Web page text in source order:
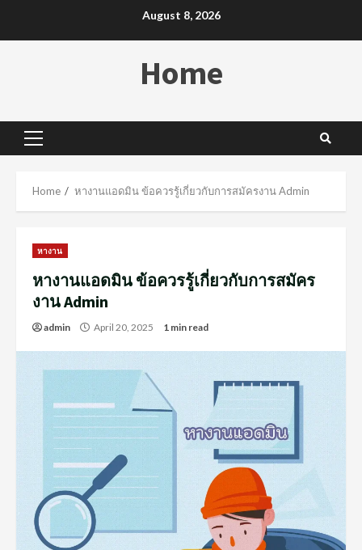
August 8, 2026
Home
Primary
Home หางานแอดมิน ข้อควรรู้เกี่ยวกับการสมัครงาน Admin
หางาน
หางานแอดมิน ข้อควรรู้เกี่ยวกับการสมัคร
งาน Admin
admin April 20, 2025 1 min read